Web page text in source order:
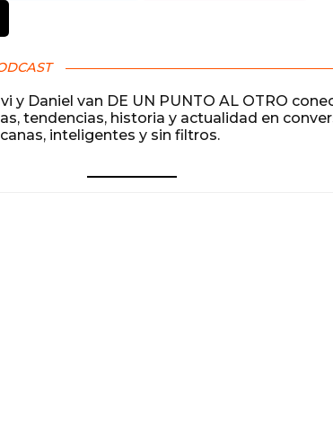
y Daniel van DE UN PUNTO AL OTRO
tendencias, historia y actualidad en
inteligentes y sin filtros.